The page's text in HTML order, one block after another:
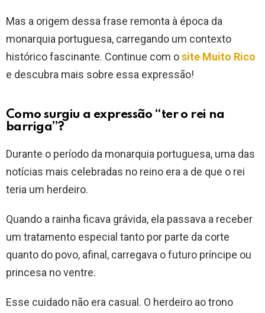
Mas a origem dessa frase remonta à época da
monarquia portuguesa, carregando um contexto
histórico fascinante. Continue com osite Muito Rico
e descubra mais sobre essa expressão!
Como surgiu a expressão “ter o rei na
barriga”?
Durante o período da monarquia portuguesa, uma das
notícias mais celebradas no reino era a de que o rei
teria um herdeiro.
Quando a rainha ficava grávida, ela passava a receber
um tratamento especial tanto por parte da corte
quanto do povo, afinal, carregava o futuro príncipe ou
princesa no ventre.
Esse cuidado não era casual. O herdeiro ao trono